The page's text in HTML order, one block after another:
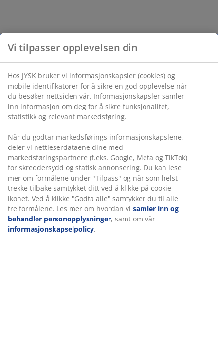
Vi tilpasser opplevelsen din
Hos JYSK bruker vi informasjonskapsler (cookies) og
mobile identifikatorer for å sikre en god opplevelse når
du besøker nettsiden vår. Informasjonskapsler samler
inn informasjon om deg for å sikre funksjonalitet,
statistikk og relevant markedsføring.
Når du godtar markedsførings-informasjonskapslene,
deler vi nettleserdataene dine med
markedsføringspartnere (f.eks. Google, Meta og TikTok)
for skreddersydd og statisk annonsering. Du kan lese
mer om formålene under "Tilpass" og når som helst
trekke tilbake samtykket ditt ved å klikke på cookie-
ikonet. Ved å klikke "Godta alle" samtykker du til alle
tre formålene. Les mer om hvordan vi samler inn og
behandler personopplysninger, samt om vår
informasjonskapselpolicy.